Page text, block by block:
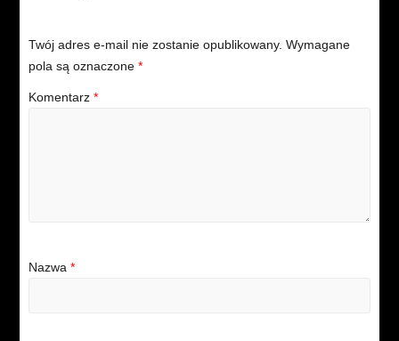
Twój adres e-mail nie zostanie opublikowany. Wymagane
pola są oznaczone *
Komentarz *
Nazwa *